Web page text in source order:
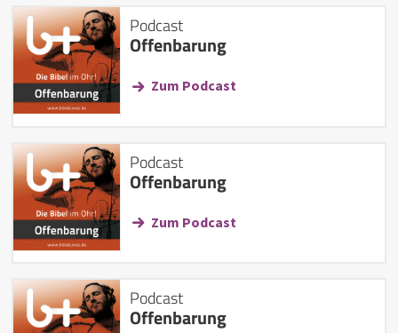
Podcast
Offenbarung
Zum Podcast
Podcast
Offenbarung
Zum Podcast
Podcast
Offenbarung